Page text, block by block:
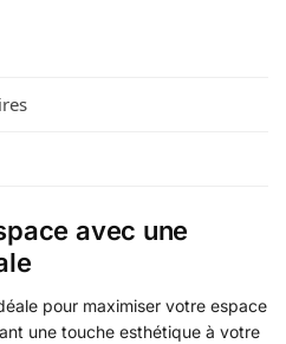
avec une
pour maximiser votre espace
une touche esthétique à votre